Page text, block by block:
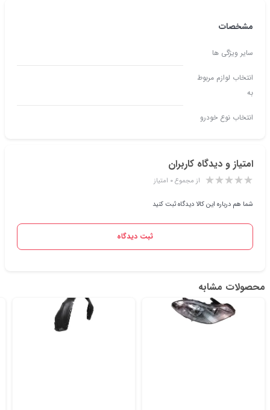
مشخصات
سایر ویژگی ها
انتخاب لوازم مربوط
به
انتخاب نوع خودرو
امتیاز و دیدگاه کاربران
از مجموع ۰ امتیاز
شما هم درباره این کالا دیدگاه ثبت کنید
ثبت دیدگاه
محصولات مشابه